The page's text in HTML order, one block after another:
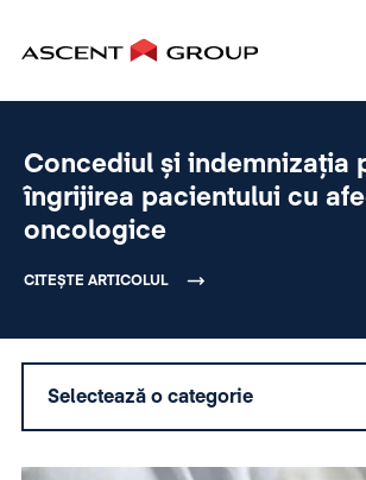
Concediul și indemnizația
îngrijirea pacientului cu
oncologice
CITEȘTE ARTICOLUL
Selectează o categorie